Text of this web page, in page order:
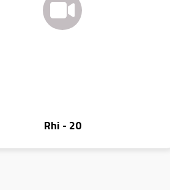
Rhi - 20